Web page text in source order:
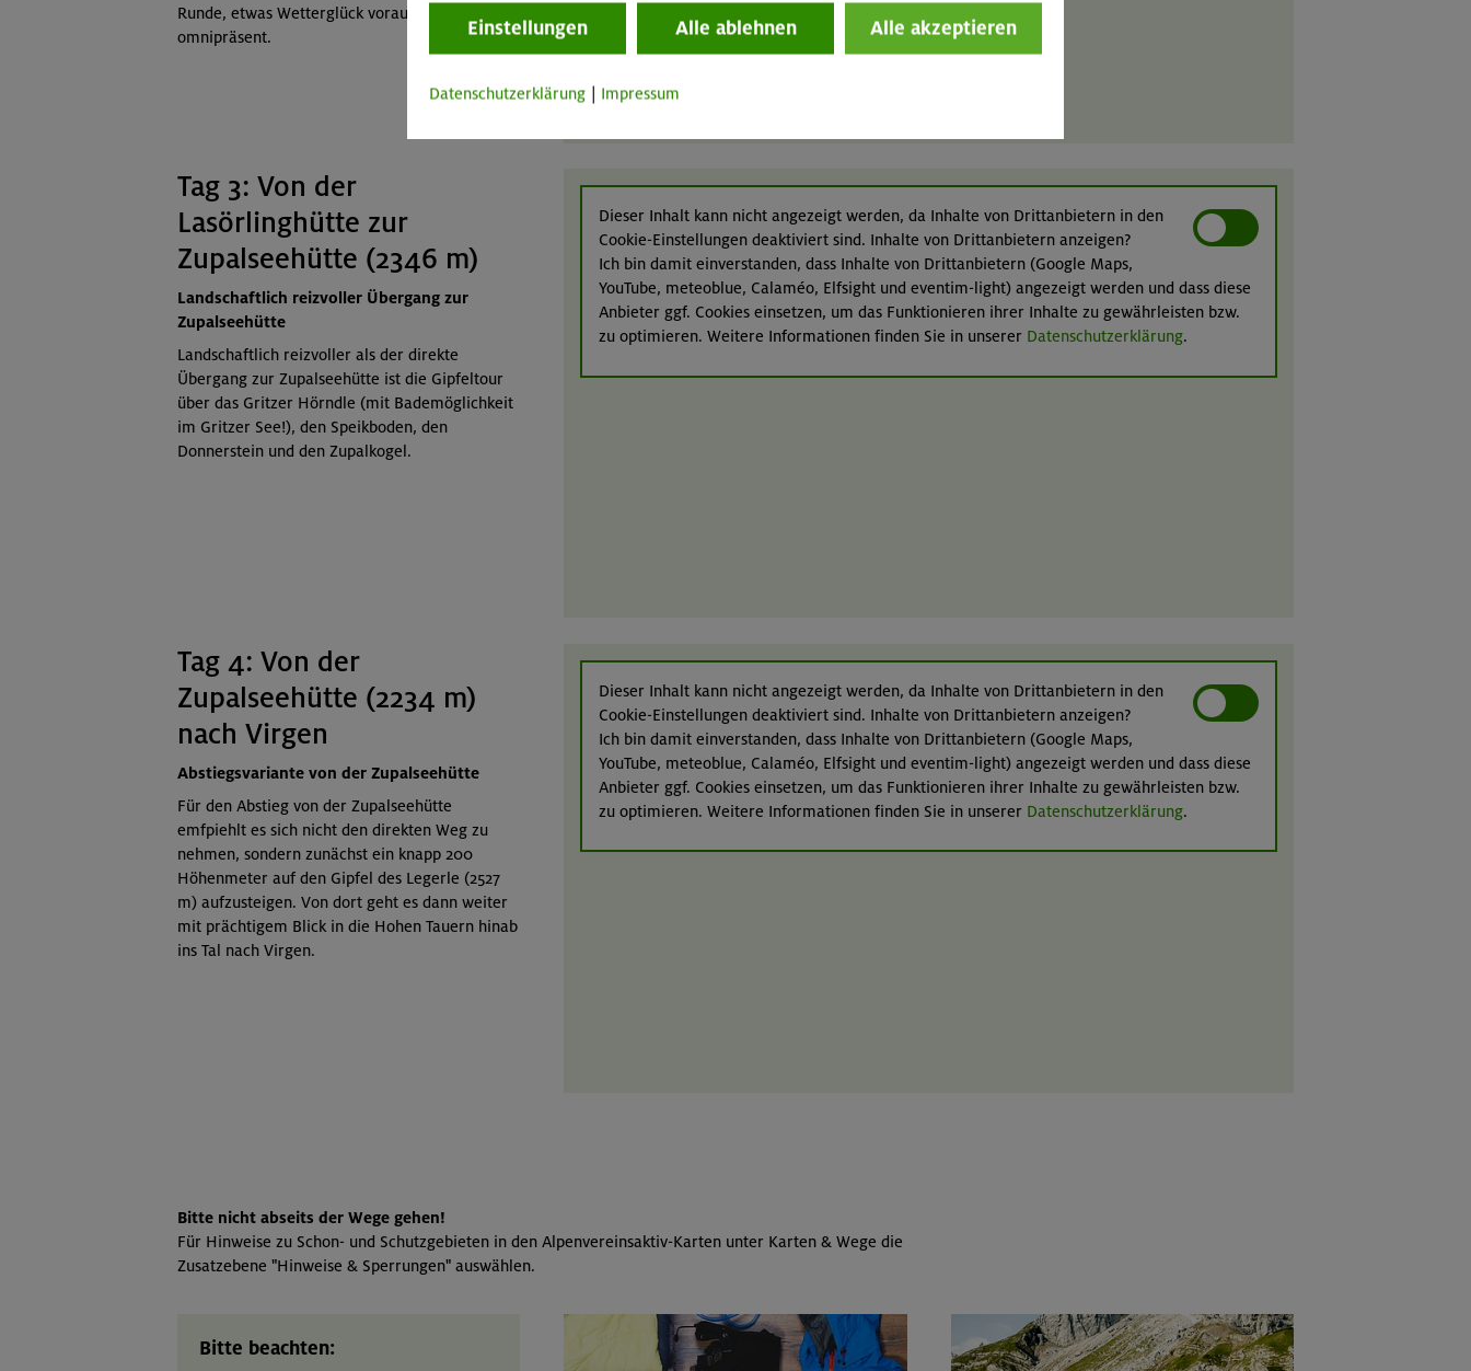
Runde, etwas Wetterglück vorausgesetzt,
omnipräsent.
Tag 3: Von der
Lasörlinghütte zur
Zupalseehütte (2346 m)
Landschaftlich reizvoller Übergang zur
Zupalseehütte
Landschaftlich reizvoller als der direkte
Übergang zur Zupalseehütte ist die Gipfeltour
über das Gritzer Hörndle (mit Bademöglichkeit
im Gritzer See!), den Speikboden, den
Donnerstein und den Zupalkogel.
Dieser Inhalt kann nicht angezeigt werden, da Inhalte von Drittanbietern in den
Cookie-Einstellungen deaktiviert sind. Inhalte von Drittanbietern anzeigen?
Ich bin damit einverstanden, dass Inhalte von Drittanbietern (Google Maps,
YouTube, meteoblue, Calaméo, Elfsight und eventim-light) angezeigt werden und dass diese
Anbieter ggf. Cookies einsetzen, um das Funktionieren ihrer Inhalte zu gewährleisten bzw.
zu optimieren. Weitere Informationen finden Sie in unserer Datenschutzerklärung.
Tag 4: Von der
Zupalseehütte (2234 m)
nach Virgen
Abstiegsvariante von der Zupalseehütte
Für den Abstieg von der Zupalseehütte
emfpiehlt es sich nicht den direkten Weg zu
nehmen, sondern zunächst ein knapp 200
Höhenmeter auf den Gipfel des Legerle (2527
m) aufzusteigen. Von dort geht es dann weiter
mit prächtigem Blick in die Hohen Tauern hinab
ins Tal nach Virgen.
Dieser Inhalt kann nicht angezeigt werden, da Inhalte von Drittanbietern in den
Cookie-Einstellungen deaktiviert sind. Inhalte von Drittanbietern anzeigen?
Ich bin damit einverstanden, dass Inhalte von Drittanbietern (Google Maps,
YouTube, meteoblue, Calaméo, Elfsight und eventim-light) angezeigt werden und dass diese
Anbieter ggf. Cookies einsetzen, um das Funktionieren ihrer Inhalte zu gewährleisten bzw.
zu optimieren. Weitere Informationen finden Sie in unserer Datenschutzerklärung.
Bitte nicht abseits der Wege gehen!
Für Hinweise zu Schon- und Schutzgebieten in den Alpenvereinsaktiv-Karten unter Karten & Wege die
Zusatzebene "Hinweise & Sperrungen" auswählen.
Bitte beachten:
Einstellungen Alle ablehnen Alle akzeptieren
Datenschutzerklärung Impressum